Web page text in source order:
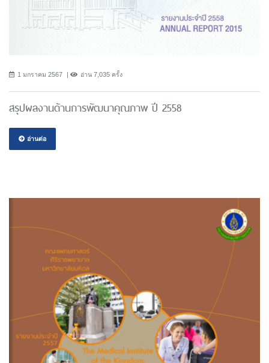
1 มกราคม 2567 อ่าน 7,035 ครั้ง
สรุปผลงานด้านการพัฒนาคุณภาพ ปี 2558
อ่านต่อ